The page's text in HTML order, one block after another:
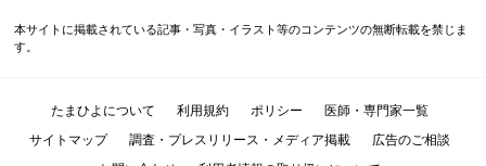
本サイトに掲載されている記事・写真・イラスト等のコンテンツの無断転載を禁じま
す。
たまひよについて 利用規約 ポリシー
医師・専門家一覧
サイトマップ
調査・プレスリリース・メディア掲載
広告のご相談